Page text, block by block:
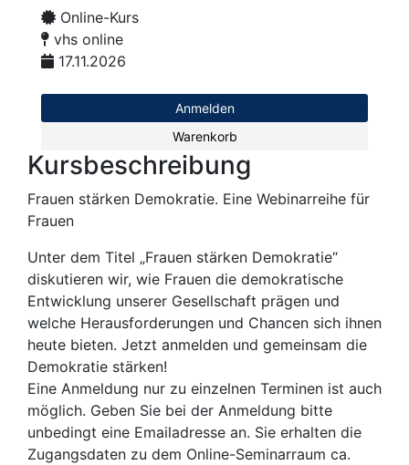
Online-Kurs
vhs online
17.11.2026
Anmelden
Warenkorb
Kursbeschreibung
Frauen stärken Demokratie. Eine Webinarreihe für
Frauen
Unter dem Titel „Frauen stärken Demokratie“
diskutieren wir, wie Frauen die demokratische
Entwicklung unserer Gesellschaft prä­gen und
welche Herausforderungen und Chancen sich ihnen
heute bieten. Jetzt anmelden und gemeinsam die
Demokratie stärken!
Eine Anmeldung nur zu einzelnen Terminen ist auch
möglich. Geben Sie bei der Anmeldung bitte
unbedingt eine Emailadresse an. Sie erhalten die
Zugangsdaten zu dem Online-Seminarraum ca.